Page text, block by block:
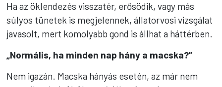
Ha az öklendezés visszatér, erősödik, vagy más
súlyos tünetek is megjelennek, állatorvosi vizsgálat
javasolt, mert komolyabb gond is állhat a háttérben.
„Normális, ha minden nap hány a macska?”
Nem igazán. Macska hányás esetén, az már nem